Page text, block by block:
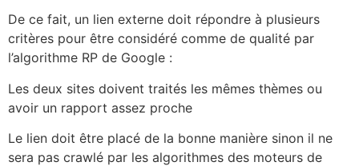
De ce fait, un lien externe doit répondre à plusieurs
critères pour être considéré comme de qualité par
l’algorithme RP de Google :
Les deux sites doivent traités les mêmes thèmes ou
avoir un rapport assez proche
Le lien doit être placé de la bonne manière sinon il ne
sera pas crawlé par les algorithmes des moteurs de